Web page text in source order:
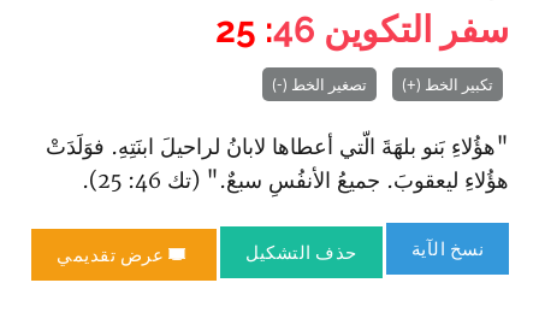
سفر التكوين 46
: 25
تكبير الخط (+) تصغير الخط (-)
"هؤُلاءِ بَنو بلهَةَ الّتي أعطاها لابانُ لراحيلَ ابنَتِهِ. فوَلَدَتْ
هؤُلاءِ ليعقوبَ. جميعُ الأنفُسِ سبعٌ." (تك 46: 25).
نسخ الآية حذف التشكيل عرض تقديمي